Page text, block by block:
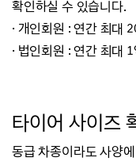
확인하실 수 있습니다.
· 개인회원 : 연간 최대
· 법인회원 : 연간 최대
타이어 사이즈
동급 차종이라도 사양